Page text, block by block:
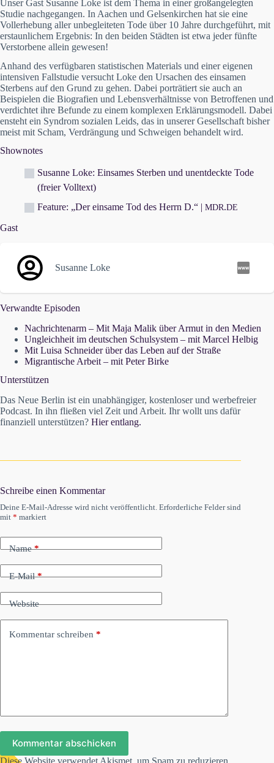
Unser Gast Susanne Loke ist dem Thema in einer großangelegten
Studie nachgegangen. In Aachen und Gelsenkirchen hat sie eine
Vollerhebung aller unbegleiteten Tode über 10 Jahre durchgeführt, mit
erstaunlichem Ergebnis: In den beiden Städten ist etwa jeder fünfte
Verstorbene allein gewesen!
Anhand des verfügbaren statistischen Materials und einer eigenen
intensiven Fallstudie versucht Loke den Ursachen des einsamen
Sterbens auf den Grund zu gehen. Dabei porträtiert sie auch an
Beispielen die Biografien und Lebensverhältnisse von Betroffenen und
verdichtet ihre Befunde zu einem komplexen Erklärungsmodell. Dabei
ensteht ein Syndrom sozialen Leids, das in unserer Gesellschaft bisher
meist mit Scham, Verdrängung und Schweigen behandelt wird.
Shownotes
Susanne Loke: Einsames Sterben und unentdeckte Tode
(freier Volltext)
Feature: „Der einsame Tod des Herrn D.“ | MDR.DE
Gast
Susanne Loke
Verwandte Episoden
Nachrichtenarm – Mit Maja Malik über Armut in den Medien
Ungleichheit im deutschen Schulsystem – mit Marcel Helbig
Mit Luisa Schneider über das Leben auf der Straße
Migrantische Arbeit – mit Peter Birke
Unterstützen
Das Neue Berlin ist ein unabhängiger, kostenloser und werbefreier
Podcast. In ihn fließen viel Zeit und Arbeit. Ihr wollt uns dafür
finanziell unterstützen? Hier entlang.
Schreibe einen Kommentar
Deine E-Mail-Adresse wird nicht veröffentlicht. Erforderliche Felder sind
mit * markiert
Name*
E-Mail*
Website
Kommentar schreiben *
Kommentar abschicken
Diese Website verwendet Akismet, um Spam zu reduzieren.